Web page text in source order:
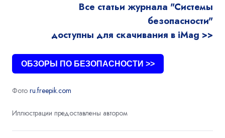
Все статьи журнала "Системы
безопасности"
доступны для скачивания в iMag >>
ОБЗОРЫ ПО БЕЗОПАСНОСТИ >>
Фото ru.freepik.com
Иллюстрации предоставлены автором